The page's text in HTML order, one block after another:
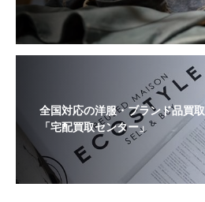
全国対応の洋服・ブランド品買取
「宅配買取センター」